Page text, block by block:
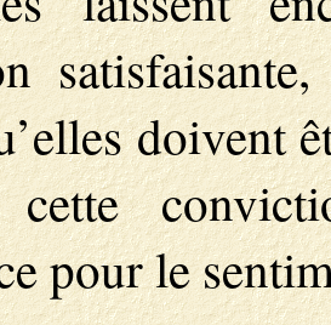
doivent
pour le